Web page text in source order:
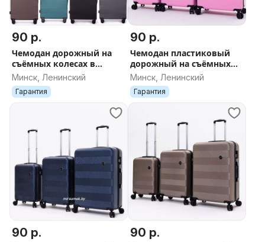
90 р.
Чемодан дорожный на
съёмных колесах в
Минске новый ДОСТАВКА
поликарбонат
пластиковый
Минск, Ленинский
Гарантия
90 р.
Чемодан пластиковый
дорожный на съёмных
колесах новый в Минске
ДОСТАВКА поликарбонат
розовый
Минск, Ленинский
Гарантия
90 р. 90 р.